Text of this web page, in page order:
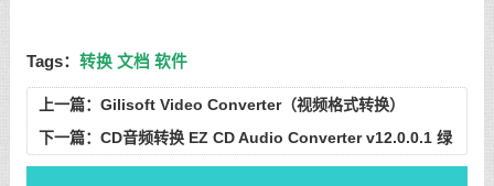
Tags： 转换 文档 软件
上一篇： Gilisoft Video Converter（视频格式转换）
v12.9.0 中文注册版
下一篇： CD音频转换 EZ CD Audio Converter v12.0.0.1 绿
色免装版